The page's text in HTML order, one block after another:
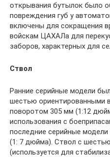
открывания бутылок было
повреждения губ у
включены для сокращения
войскам ЦАХАЛа для
заборов, характерных для
Ствол
Ранние серийные модели
шестью ориентированными
поворотом 305 мм (1:12
использования с
последние серийные
(1: 7 дюйма). Ствол с
(используется для